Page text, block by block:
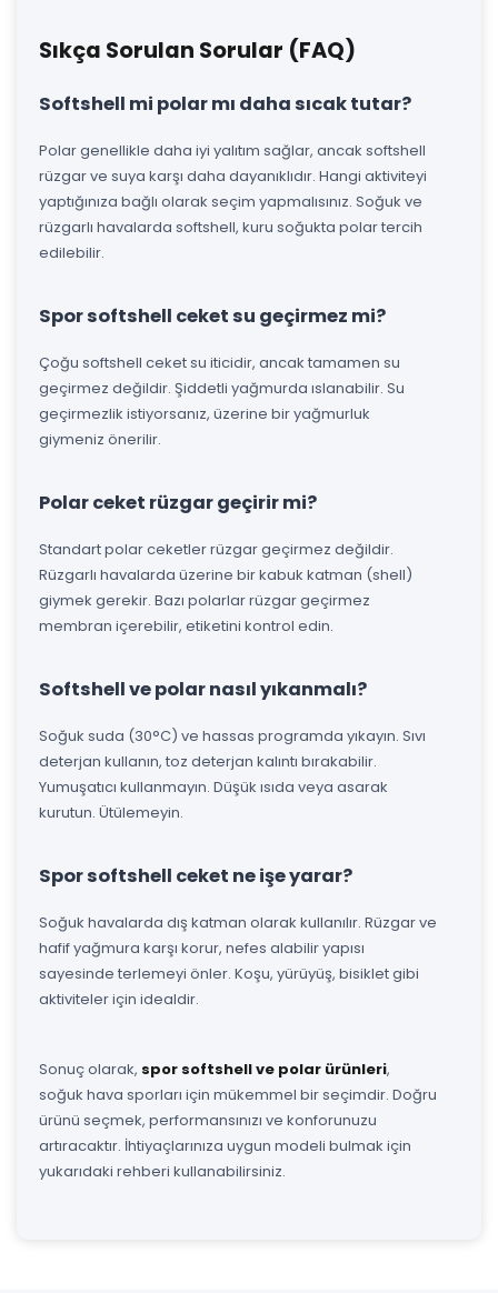
Sıkça Sorulan Sorular (FAQ)
Softshell mi polar mı daha sıcak tutar?
Polar genellikle daha iyi yalıtım sağlar, ancak softshell
rüzgar ve suya karşı daha dayanıklıdır. Hangi aktiviteyi
yaptığınıza bağlı olarak seçim yapmalısınız. Soğuk ve
rüzgarlı havalarda softshell, kuru soğukta polar tercih
edilebilir.
Spor softshell ceket su geçirmez mi?
Çoğu softshell ceket su iticidir, ancak tamamen su
geçirmez değildir. Şiddetli yağmurda ıslanabilir. Su
geçirmezlik istiyorsanız, üzerine bir yağmurluk
giymeniz önerilir.
Polar ceket rüzgar geçirir mi?
Standart polar ceketler rüzgar geçirmez değildir.
Rüzgarlı havalarda üzerine bir kabuk katman (shell)
giymek gerekir. Bazı polarlar rüzgar geçirmez
membran içerebilir, etiketini kontrol edin.
Softshell ve polar nasıl yıkanmalı?
Soğuk suda (30°C) ve hassas programda yıkayın. Sıvı
deterjan kullanın, toz deterjan kalıntı bırakabilir.
Yumuşatıcı kullanmayın. Düşük ısıda veya asarak
kurutun. Ütülemeyin.
Spor softshell ceket ne işe yarar?
Soğuk havalarda dış katman olarak kullanılır. Rüzgar ve
hafif yağmura karşı korur, nefes alabilir yapısı
sayesinde terlemeyi önler. Koşu, yürüyüş, bisiklet gibi
aktiviteler için idealdir.
Sonuç olarak, spor softshell ve polar ürünleri,
soğuk hava sporları için mükemmel bir seçimdir. Doğru
ürünü seçmek, performansınızı ve konforunuzu
artıracaktır. İhtiyaçlarınıza uygun modeli bulmak için
yukarıdaki rehberi kullanabilirsiniz.